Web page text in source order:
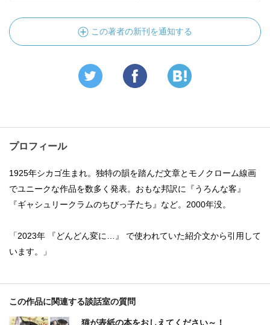
この著者の新刊を通知する
プロフィール
1925年シカゴ生まれ。独特の韻を踏んだ文章とモノクローム線画
でユニークな作品を数多く発表。おもな邦訳に『うろんな客』
『ギャシュリークラムのちびっ子たち』など。2000年没。
「2023年 『どんどん変に…』 で使われていた紹介文から引用して
います。」
この作品に関連する談話室の質問
猫が表紙の本をおしえてください～！